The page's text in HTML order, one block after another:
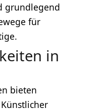
grundlegend
für
in
bieten